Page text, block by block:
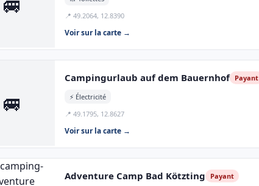
📍 49.2064, 12.8390
Voir sur la carte →
🚐
Campingurlaub auf dem Bauernhof Payant
⚡ Électricité
📍 49.1795, 12.8627
Voir sur la carte →
Adventure Camp Bad Kötzting Payant